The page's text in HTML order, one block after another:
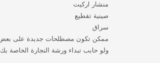
منشار اركيت
صينية تقطيع
سراق
ممكن تكون مصطلحات جديدة على بعض
ولو حابب تبداء ورشة النجارة